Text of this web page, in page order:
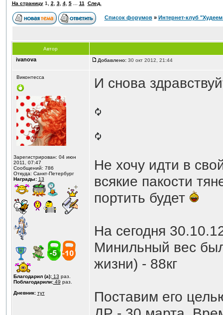
На страницу 1 2 3, 4, 5... 11 След.
Список форумов» Интернет-клуб
Автор
ivanova Добавлено:30 окт 2012, 21:44
Виконтесса
Зарегистрирован: 04 июн
2011, 07:47
Сообщений: 786
Откуда: Санкт-Петербург
Награды: 13
Благодарил (а):13 раз.
Поблагодарили:49 раз.
Дневник: тут
И снова
Не хочу идти в
всякие пакости
портить будет
На сегодня
Минильный вес
жизни) - 88кг
Поставим его